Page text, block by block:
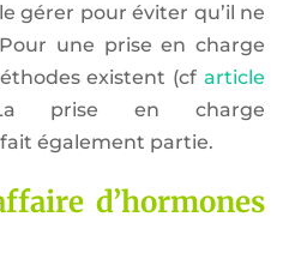
gérer pour éviter qu’il ne
une prise en charge
existent (cf article
prise en charge
également partie.
d’hormones